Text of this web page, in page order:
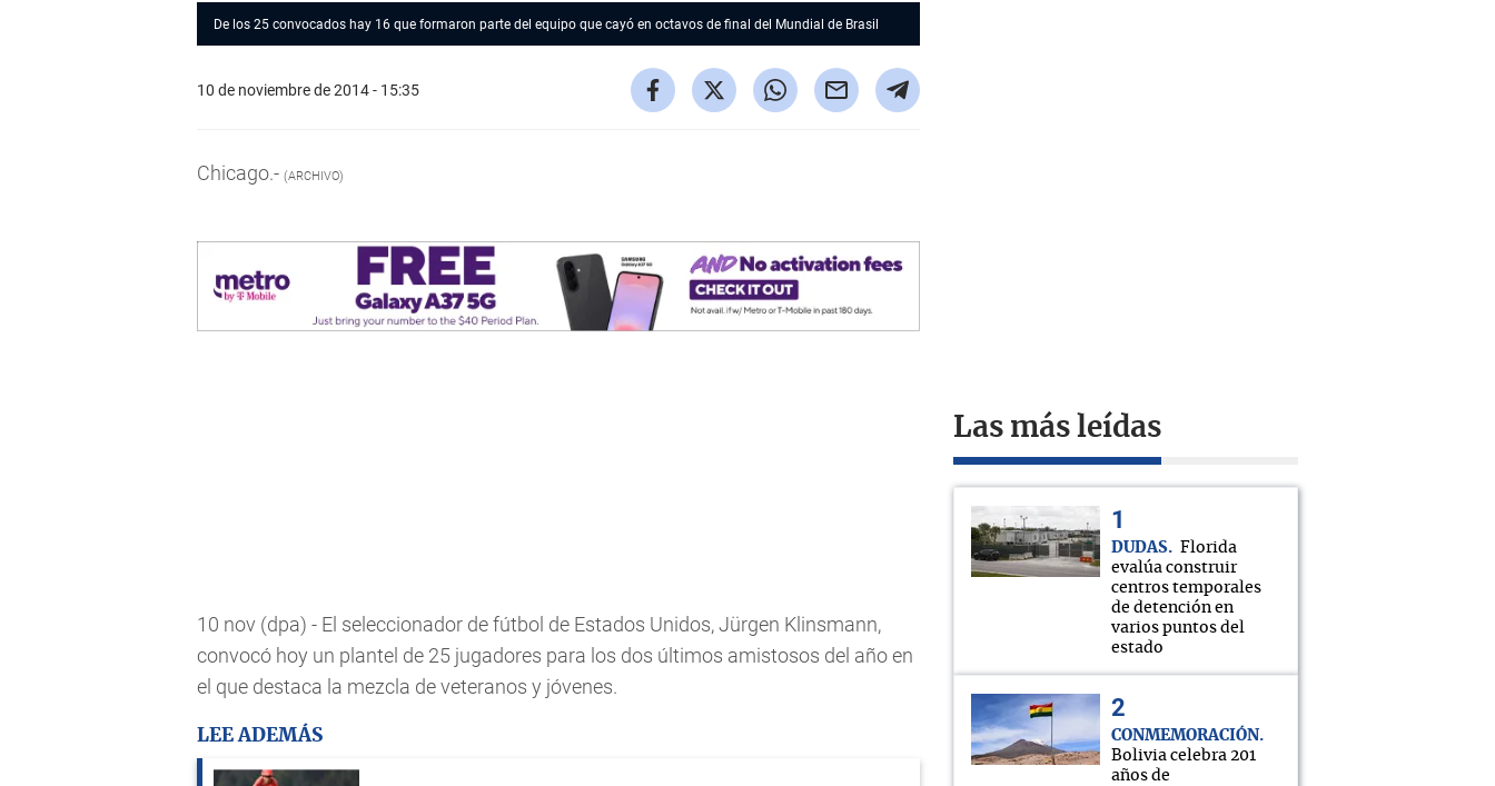
De los 25 convocados hay 16 que formaron parte del equipo que cayó en octavos de final del Mundial de Brasil
10 de noviembre de 2014 - 15:35
Chicago.- (ARCHIVO)
10 nov (dpa) - El seleccionador de fútbol de Estados Unidos, Jürgen Klinsmann,
convocó hoy un plantel de 25 jugadores para los dos últimos amistosos del año en
el que destaca la mezcla de veteranos y jóvenes.
LEE ADEMÁS
Las más leídas
DUDAS
Florida
evalúa construir
centros temporales
de detención en
varios puntos del
estado
CONMEMORACIÓN
Bolivia celebra 201
años de